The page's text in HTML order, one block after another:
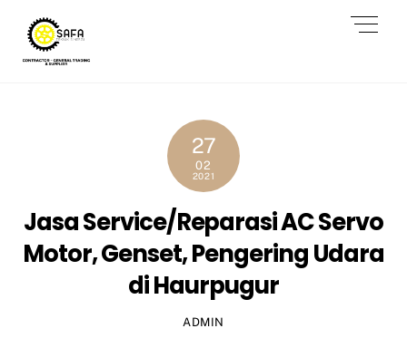
content
27
02
2021
Jasa Service/Reparasi AC Servo
Motor, Genset, Pengering Udara
di Haurpugur
ADMIN